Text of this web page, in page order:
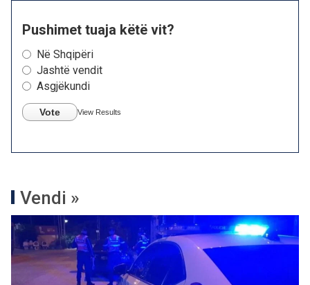
Pushimet tuaja këtë vit?
Në Shqipëri
Jashtë vendit
Asgjëkundi
Vote View Results
Vendi »